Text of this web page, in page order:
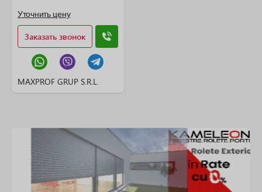
Уточнить цену
Заказать звонок
MAXPROF GRUP S.R.L.